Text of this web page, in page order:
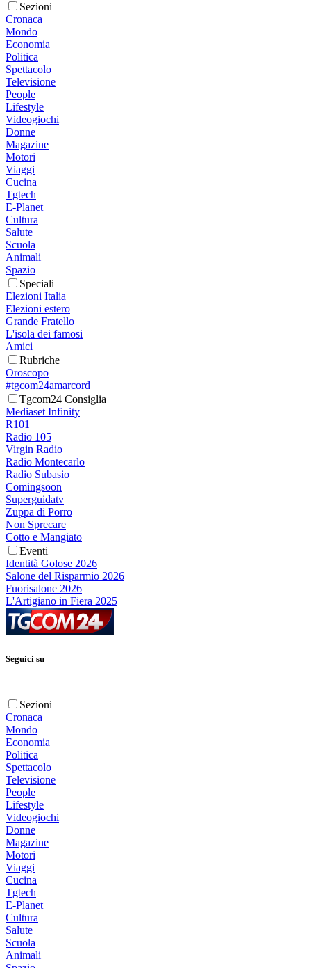
Sezioni
Cronaca
Mondo
Economia
Politica
Spettacolo
Televisione
People
Lifestyle
Videogiochi
Donne
Magazine
Motori
Viaggi
Cucina
Tgtech
E-Planet
Cultura
Salute
Scuola
Animali
Spazio
Speciali
Elezioni Italia
Elezioni estero
Grande Fratello
L'isola dei famosi
Amici
Rubriche
Oroscopo
#tgcom24amarcord
Tgcom24 Consiglia
Mediaset Infinity
R101
Radio 105
Virgin Radio
Radio Montecarlo
Radio Subasio
Comingsoon
Superguidatv
Zuppa di Porro
Non Sprecare
Cotto e Mangiato
Eventi
Identità Golose 2026
Salone del Risparmio 2026
Fuorisalone 2026
L'Artigiano in Fiera 2025
Seguici su
Sezioni
Cronaca
Mondo
Economia
Politica
Spettacolo
Televisione
People
Lifestyle
Videogiochi
Donne
Magazine
Motori
Viaggi
Cucina
Tgtech
E-Planet
Cultura
Salute
Scuola
Animali